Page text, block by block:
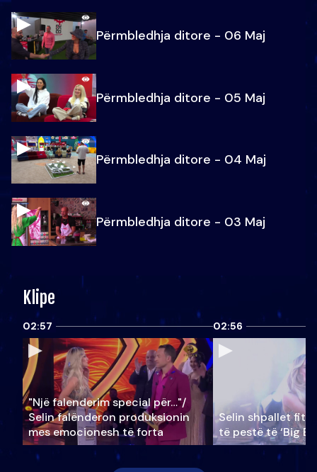
Përmbledhja ditore - 06 Maj
Përmbledhja ditore - 05 Maj
Përmbledhja ditore - 04 Maj
Përmbledhja ditore - 03 Maj
Klipe
02:57
"Një falenderim special për…"/
Selin falënderon produksionin
mes emocionesh të forta
02:56
Selin shpallet
të pestë të ‘Big